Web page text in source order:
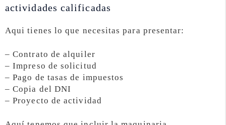
actividades calificadas
Aqui tienes lo que necesitas para presentar:
– Contrato de alquiler
– Impreso de solicitud
– Pago de tasas de impuestos
– Copia del DNI
– Proyecto de actividad